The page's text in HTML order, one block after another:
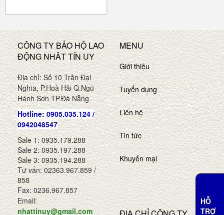
CÔNG TY BẢO HỘ LAO
ĐỘNG NHÂT TÍN UY
Địa chỉ: Số 10 Trần Đại
Nghĩa, P.Hoà Hải Q.Ngũ
Hành Sơn TP.Đà Nẵng
Hotline: 0905.035.124 /
0942048547
Sale 1: 0935.179.288
Sale 2: 0935.197.288
Sale 3: 0935.194.288
Tư vấn: 02363.967.859 /
858
Fax: 0236.967.857
Email:
nhattinuy@gmail.com
MENU
Giới thiệu
Tuyển dụng
Liên hệ
Tin tức
Khuyến mại
HỖ
TRỢ